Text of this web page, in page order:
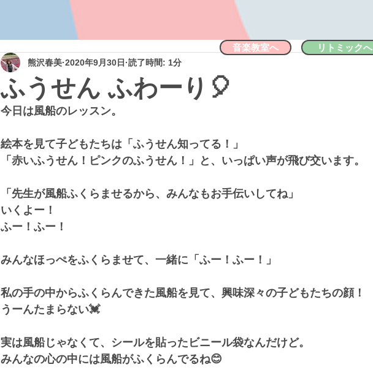
ふうせん ふわーり🎈
熊沢春美 2020年9月30日 読了時間: 1分
今日は風船のレッスン。
絵本を見て子どもたちは「ふうせん知ってる！」
「赤いふうせん！ピンクのふうせん！」と、いっぱい声が飛び交います。
「先生が風船ふくらませるから、みんなもお手伝いしてね」
いくよー！
ふー！ふー！
みんなほっぺをふくらませて、一緒に「ふー！ふー！」
私の手の中からふくらんできた風船を見て、興味深々の子どもたちの顔！
うーんたまらない💓
実は風船じゃなくて、シールを貼ったビニール袋なんだけど。
みんなの心の中には風船がふくらんでるね😊
音楽教室へ リトミックへ